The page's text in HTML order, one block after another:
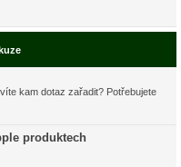
kam dotaz zařadit? Potřebujete
produktech